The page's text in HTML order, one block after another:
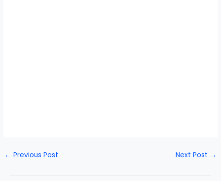
← Previous Post Next Post →